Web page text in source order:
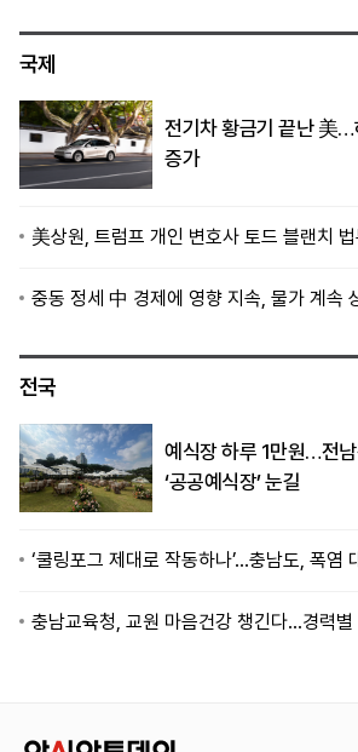
국제
전기차 황금기 끝난 美…
증가
美상원, 트럼프 개인 변호사 토드 블랜치
중동 정세 中 경제에 영향 지속, 물가 계속
전국
예식장 하루 1만원…전
‘공공예식장’ 눈길
‘쿨링포그 제대로 작동하나’…충남도, 폭염
충남교육청, 교원 마음건강 챙긴다…경력별